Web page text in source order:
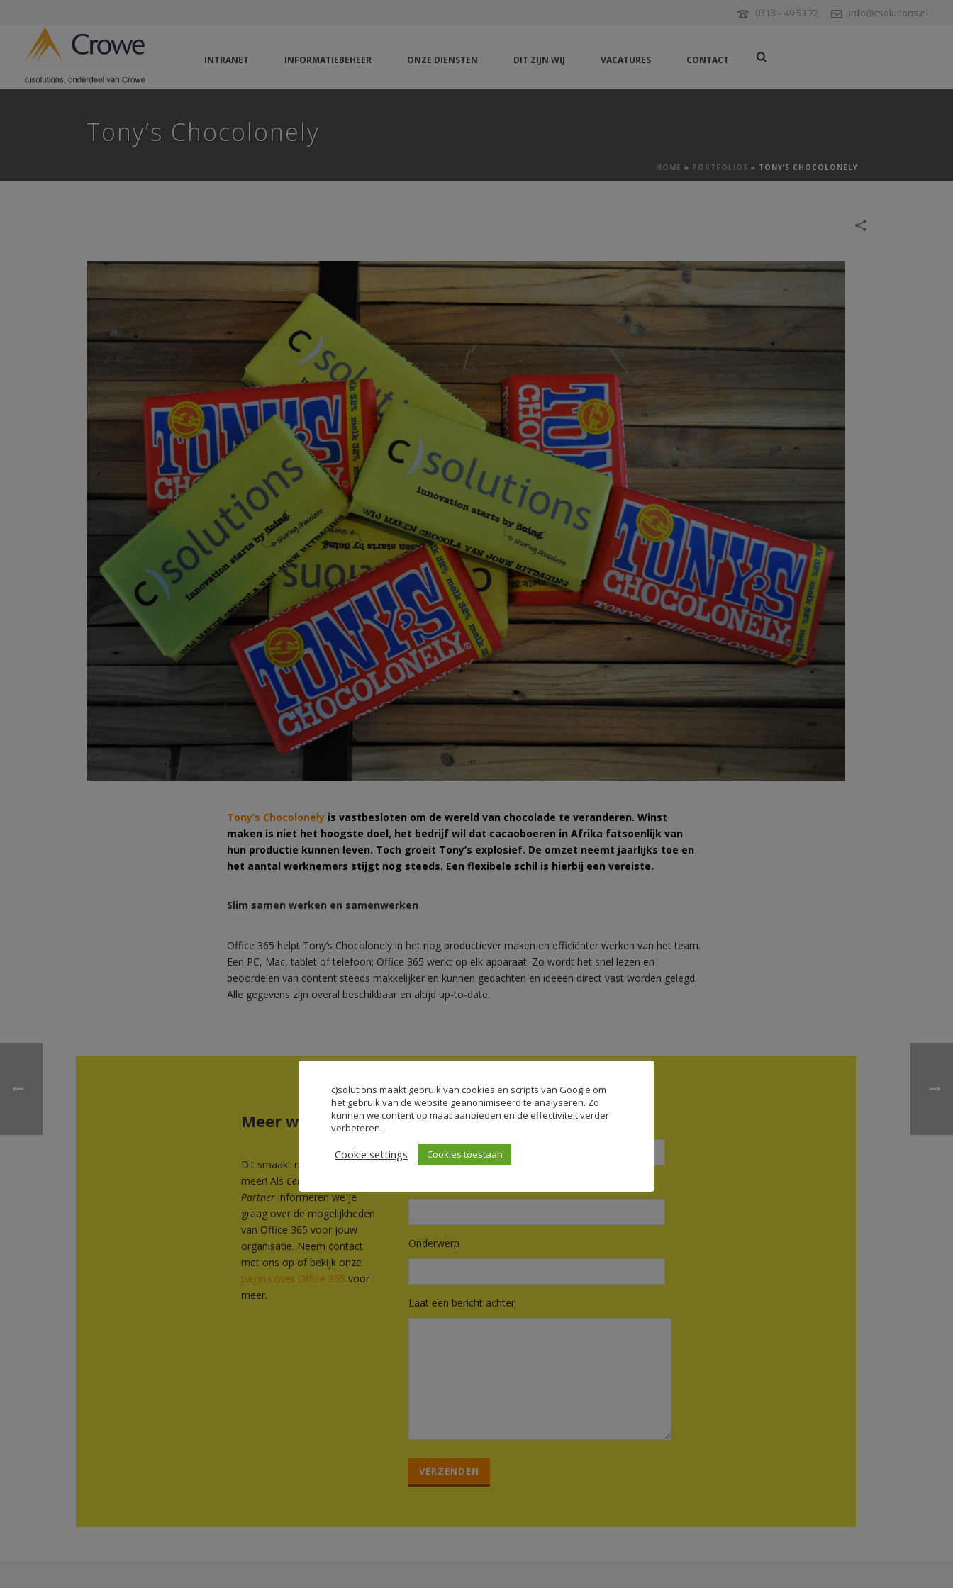
0318 – 49 53 72 info@csolutions.nl
INTRANET INFORMATIEBEHEER ONZE DIENSTEN DIT ZIJN WIJ VACATURES CONTACT
Tony’s Chocolonely
HOME » PORTFOLIOS » TONY’S CHOCOLONELY
Tony’s Chocolonely is vastbesloten om de wereld van chocolade te veranderen. Winst
maken is niet het hoogste doel, het bedrijf wil dat cacaoboeren in Afrika fatsoenlijk van
hun productie kunnen leven. Toch groeit Tony’s explosief. De omzet neemt jaarlijks toe en
het aantal werknemers stijgt nog steeds. Een flexibele schil is hierbij een vereiste.
Slim samen werken en samenwerken
Office 365 helpt Tony’s Chocolonely in het nog productiever maken en efficiënter werken van het team.
Een PC, Mac, tablet of telefoon; Office 365 werkt op elk apparaat. Zo wordt het snel lezen en
beoordelen van content steeds makkelijker en kunnen gedachten en ideeën direct vast worden gelegd.
Alle gegevens zijn overal beschikbaar en altijd up-to-date.
Meer weten?
Dit smaakt naar
meer! Als Certified Microsoft
Partner informeren we je
graag over de mogelijkheden
van Office 365 voor jouw
organisatie. Neem contact
met ons op of bekijk onze
pagina over Office 365 voor
meer.
Naam (verplicht)
Onderwerp
Laat een bericht achter
G
l
c)solutions maakt gebruik van cookies en scripts van Google om
het gebruik van de website geanonimiseerd te analyseren. Zo
kunnen we content op maat aanbieden en de effectiviteit verder
verbeteren.
Cookie settings Cookies toestaan